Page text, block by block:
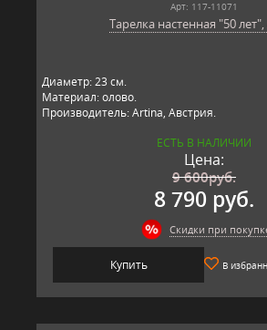
Арт: 117-11071
Тарелка настенная "50
Диаметр: 23 см.
Материал: олово.
Производитель: Artina, Австрия.
ЕСТЬ В НАЛИЧИИ
Цена:
9 600руб.
8 790 руб.
Скидки при
Купить В